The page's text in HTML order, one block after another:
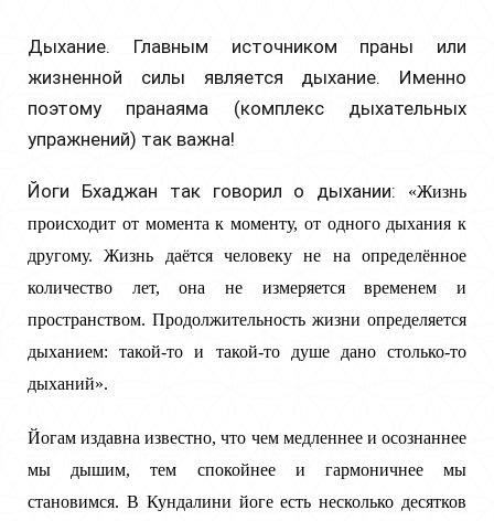
Дыхание. Главным источником праны или
жизненной силы является дыхание. Именно
поэтому пранаяма (комплекс дыхательных
упражнений) так важна!
Йоги Бхаджан так говорил о дыхании:
«Жизнь
происходит от момента к моменту, от одного дыхания к
другому. Жизнь даётся человеку не на определённое
количество лет, она не измеряется временем и
пространством. Продолжительность жизни определяется
дыханием: такой-то и такой-то душе дано столько-то
дыханий».
Йогам издавна известно, что чем медленнее и осознаннее
мы дышим, тем спокойнее и гармоничнеемы
становимся. В Кундалини йоге есть несколько десятков